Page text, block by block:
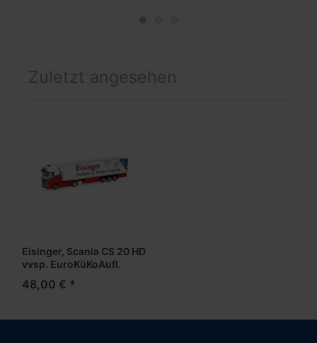
Zuletzt angesehen
Eisinger, Scania CS 20 HD
vvsp. EuroKüKoAufl.
48,00 € *